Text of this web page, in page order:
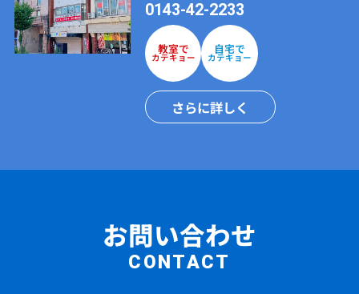
0143-42-2233
教室で
カテキョー
自宅で
カテキョー
さらに詳しく
お問い合わせ
CONTACT